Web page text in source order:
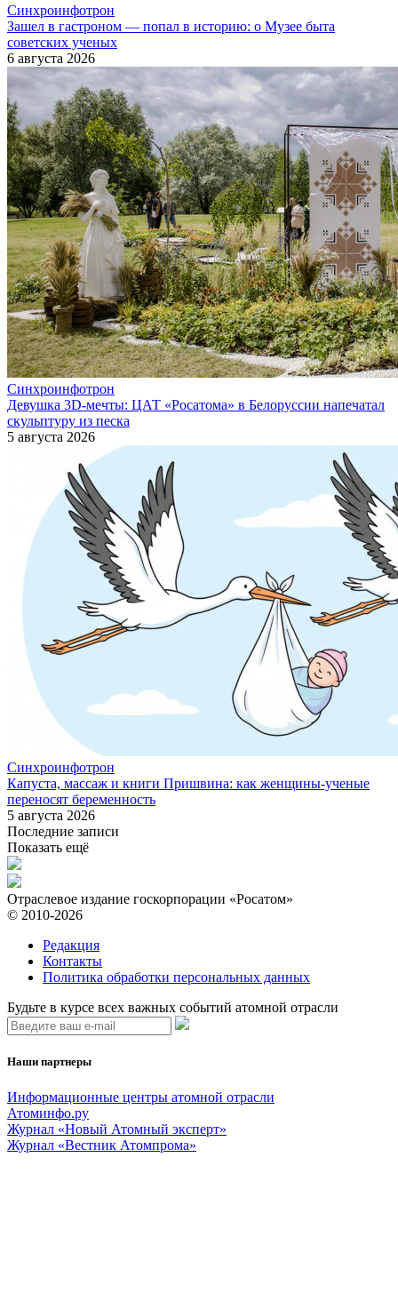
Синхроинфотрон
Зашел в гастроном — попал в историю: о Музее быта
советских ученых
6 августа 2026
Синхроинфотрон
Девушка 3D-мечты: ЦАТ «Росатома» в Белоруссии напечатал
скульптуру из песка
5 августа 2026
Синхроинфотрон
Капуста, массаж и книги Пришвина: как женщины-ученые
переносят беременность
5 августа 2026
Последние записи
Показать ещё
Отраслевое издание госкорпорации «Росатом»
© 2010-2026
Редакция
Контакты
Политика обработки персональных данных
Будьте в курсе всех важных событий атомной отрасли
Наши партнеры
Информационные центры атомной отрасли
Атоминфо.ру
Журнал «Новый Атомный эксперт»
Журнал «Вестник Атомпрома»